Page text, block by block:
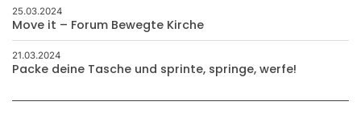
25.03.2024
Move it – Forum Bewegte Kirche
21.03.2024
Packe deine Tasche und sprinte, springe, werfe!